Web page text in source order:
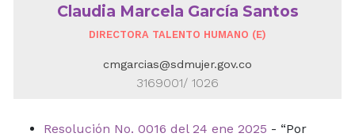
Claudia Marcela García Santos
DIRECTORA TALENTO HUMANO (E)
cmgarcias@sdmujer.gov.co
3169001/ 1026
Resolución No. 0016 del 24 ene 2025 - “Por